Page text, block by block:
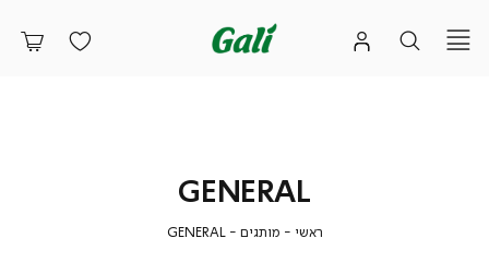
GENERAL
ראשי ראשי
מותגים מותגים
GENERAL
GENERAL